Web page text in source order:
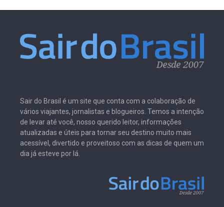
Sair do Brasil é um site que conta com a colaboração de
vários viajantes, jornalistas e blogueiros. Temos a intenção
de levar até você, nosso querido leitor, informações
atualizadas e úteis para tornar seu destino muito mais
acessível, divertido e proveitoso com as dicas de quem um
dia já esteve por lá.